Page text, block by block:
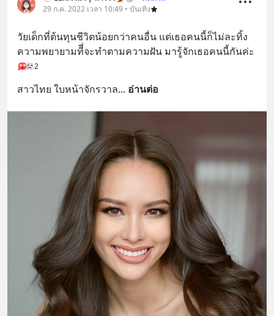
29 ก.ค. 2022 เวลา 10:49 • บันเทิง
วัยเด็กที่ต้นทุนชีวิตน้อยกว่าคนอื่น แต่เธอคนนี้ก็ไม่ละทิ้ง
ความพยายามทีี่จะทำตามความฝัน มารู้จักเธอคนนี้กันค่ะ
2
สาวไทย ใบหน้าจักรวาล... อ่านต่อ